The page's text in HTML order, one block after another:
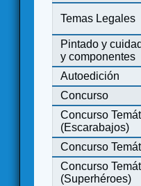
Temas Legales
Pintado y
y componentes
Autoedición
Concurso
Concurso
(Escarabajos)
Concurso
Concurso
(Superhéroes)